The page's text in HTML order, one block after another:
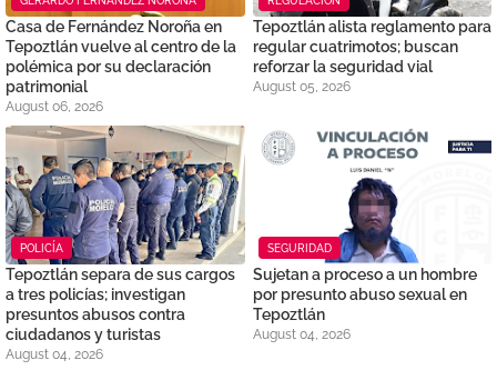
Casa de Fernández Noroña en
Tepoztlán vuelve al centro de la
polémica por su declaración
patrimonial
August 06, 2026
Tepoztlán alista reglamento para
regular cuatrimotos; buscan
reforzar la seguridad vial
August 05, 2026
POLICÍA
Tepoztlán separa de sus cargos
a tres policías; investigan
presuntos abusos contra
ciudadanos y turistas
August 04, 2026
SEGURIDAD
Sujetan a proceso a un hombre
por presunto abuso sexual en
Tepoztlán
August 04, 2026